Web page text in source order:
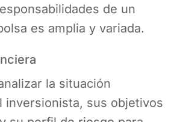
de un
es amplia y variada.
la situación
inversionista, sus objetivos